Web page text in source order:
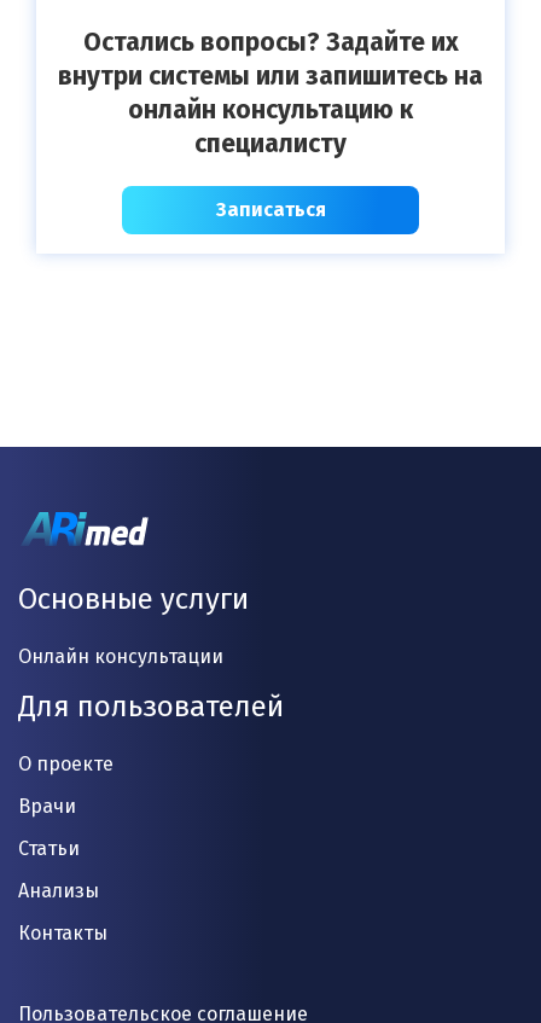
Остались вопросы? Задайте их
внутри системы или запишитесь на
онлайн консультацию к
специалисту
Записаться
Основные услуги
Онлайн консультации
Для пользователей
О проекте
Врачи
Статьи
Анализы
Контакты
Пользовательское соглашение